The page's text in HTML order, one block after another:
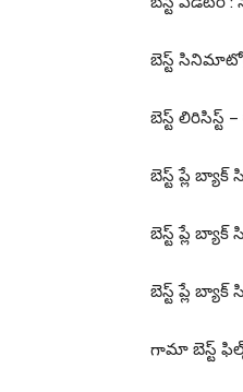
బెస్ట్
బెస్ట్ లిరిసిస్ట్
బెస్ట్ ప్లే
బెస్ట్ ప్లే
బెస్ట్ ప్లే
గామా బెస్ట్